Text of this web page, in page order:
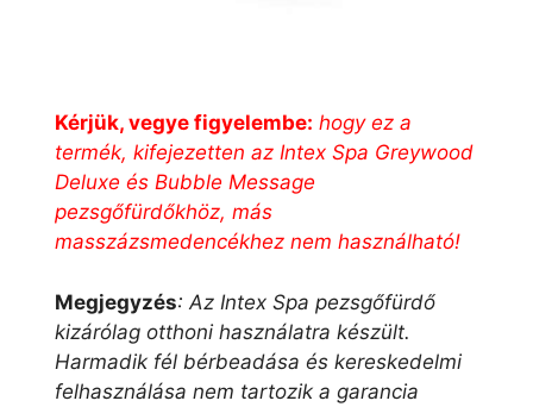
Kérjük, vegye figyelembe: hogy ez a
termék, kifejezetten az Intex Spa Greywood
Deluxe és Bubble Message
pezsgőfürdőkhöz, más
masszázsmedencékhez nem használható!
Megjegyzés: Az Intex Spa pezsgőfürdő
kizárólag otthoni használatra készült.
Harmadik fél bérbeadása és kereskedelmi
felhasználása nem tartozik a garancia